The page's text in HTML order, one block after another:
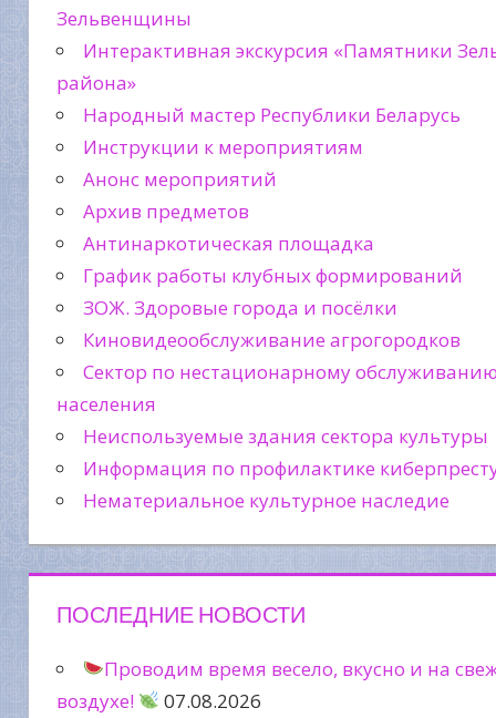
Зельвенщины
Интерактивная экскурсия «Памятники
района»
Народный мастер Республики Беларусь
Инструкции к мероприятиям
Анонс мероприятий
Архив предметов
Антинаркотическая площадка
График работы клубных формирований
ЗОЖ. Здоровые города и посёлки
Киновидеообслуживание агрогородков
Сектор по нестационарному
населения
Неиспользуемые здания сектора культуры
Информация по профилактике
Нематериальное культурное наследие
ПОСЛЕДНИЕ НОВОСТИ
Проводим время весело, вкусно и на
воздухе!
07.08.2026